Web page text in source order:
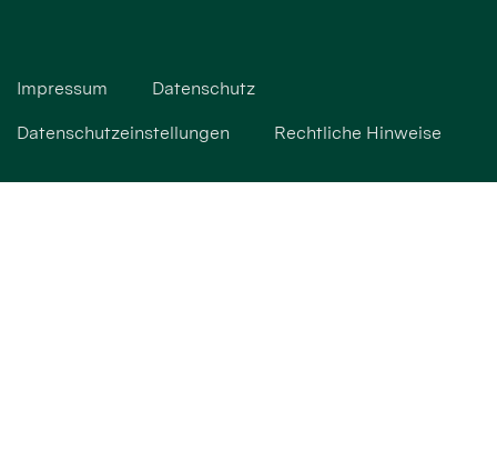
Impressum Datenschutz
Datenschutzeinstellungen Rechtliche Hinweise